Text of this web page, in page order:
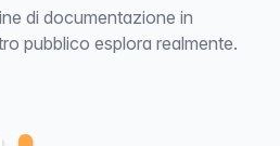
di documentazione in
pubblico esplora realmente.